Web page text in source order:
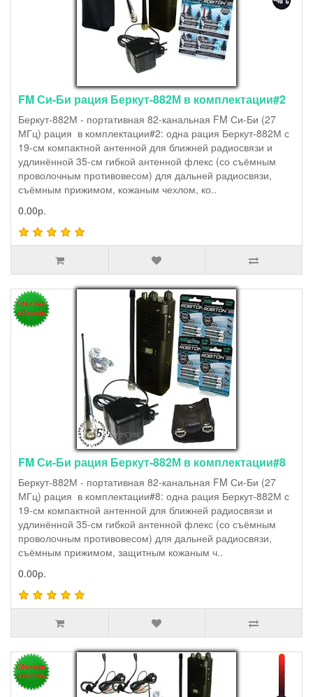
FM Си-Би рация Беркут-882М в комплектации#2
Беркут-882М - портативная 82-канальная FM Си-Би (27
МГц) рация в комплектации#2: одна рация Беркут-882М с
19-см компактной антенной для ближней радиосвязи и
удлинённой 35-см гибкой антенной флекс (со съёмным
проволочным противовесом) для дальней радиосвязи,
съёмным прижимом, кожаным чехлом, ко..
0.00р.
FM Си-Би рация Беркут-882М в комплектации#8
Беркут-882М - портативная 82-канальная FM Си-Би (27
МГц) рация в комплектации#8: одна рация Беркут-882М с
19-см компактной антенной для ближней радиосвязи и
удлинённой 35-см гибкой антенной флекс (со съёмным
проволочным противовесом) для дальней радиосвязи,
съёмным прижимом, защитным кожаным ч..
0.00р.